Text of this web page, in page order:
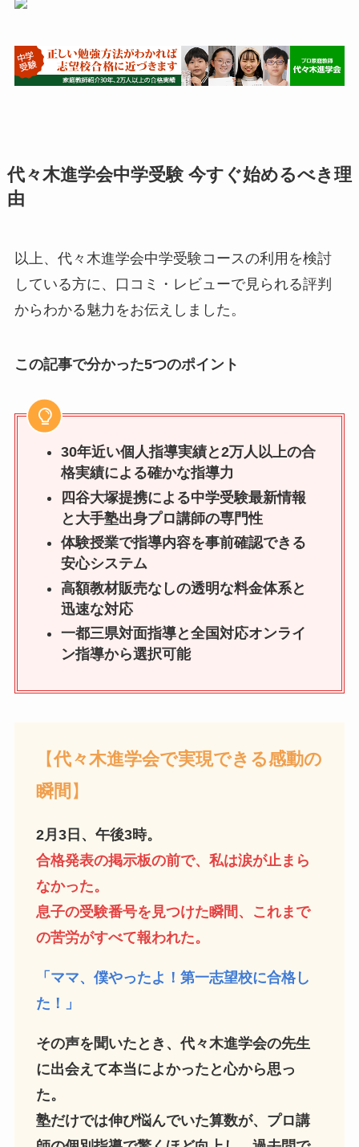
代々木進学会中学受験 今すぐ始めるべき理
由
以上、代々木進学会中学受験コースの利用を検討
している方に、口コミ・レビューで見られる評判
からわかる魅力をお伝えしました。
この記事で分かった5つのポイント
30年近い個人指導実績と2万人以上の合
格実績による確かな指導力
四谷大塚提携による中学受験最新情報
と大手塾出身プロ講師の専門性
体験授業で指導内容を事前確認できる
安心システム
高額教材販売なしの透明な料金体系と
迅速な対応
一都三県対面指導と全国対応オンライ
ン指導から選択可能
【代々木進学会で実現できる感動の
瞬間 】
2月3日、午後3時。
合格発表の掲示板の前で、私は涙が止まら
なかった。
息子の受験番号を見つけた瞬間、これまで
の苦労がすべて報われた。
「ママ、僕やったよ！第一志望校に合格し
た！」
その声を聞いたとき、代々木進学会の先生
に出会えて本当によかったと心から思っ
た。
塾だけでは伸び悩んでいた算数が、プロ講